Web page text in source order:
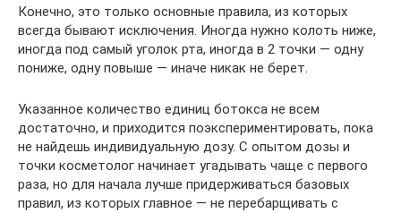
Конечно, это только основные правила, из которых
всегда бывают исключения. Иногда нужно колоть ниже,
иногда под самый уголок рта, иногда в 2 точки — одну
пониже, одну повыше — иначе никак не берет.
Указанное количество единиц ботокса не всем
достаточно, и приходится поэкспериментировать, пока
не найдешь индивидуальную дозу. С опытом дозы и
точки косметолог начинает угадывать чаще с первого
раза, но для начала лучше придерживаться базовых
правил, из которых главное — не перебарщивать с